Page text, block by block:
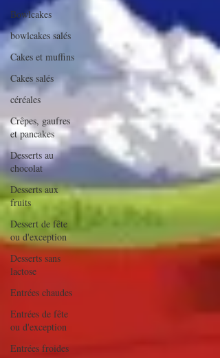
Bowlcakes
bowlcakes salés
Cakes et muffins
Cakes salés
céréales
Crêpes, gaufres
et pancakes
Desserts au
chocolat
Desserts aux
fruits
Dessert de fête
ou d'exception
Desserts sans
lactose
Entrées chaudes
Entrées de fête
ou d'exception
Entrées froides